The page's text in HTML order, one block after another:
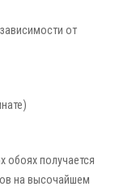
от
обоях получается
на высочайшем